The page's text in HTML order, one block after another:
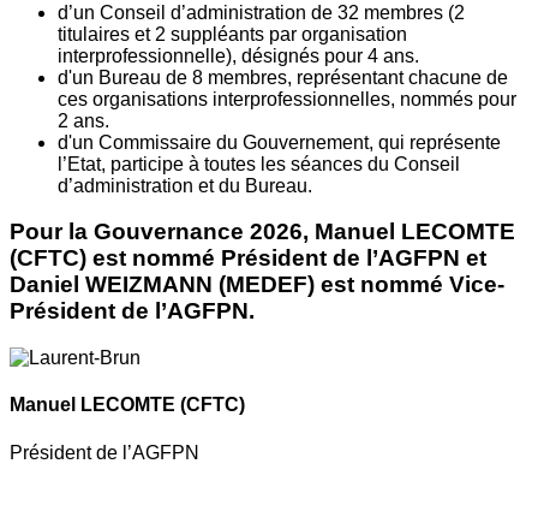
d’un Conseil d’administration de 32 membres (2
titulaires et 2 suppléants par organisation
interprofessionnelle), désignés pour 4 ans.
d'un Bureau de 8 membres, représentant chacune de
ces organisations interprofessionnelles, nommés pour
2 ans.
d'un Commissaire du Gouvernement, qui représente
l’Etat, participe à toutes les séances du Conseil
d’administration et du Bureau.
Pour la Gouvernance 2026, Manuel LECOMTE
(CFTC) est nommé Président de l’AGFPN et
Daniel WEIZMANN (MEDEF) est nommé Vice-
Président de l’AGFPN.
Manuel LECOMTE (CFTC)
Président de l’AGFPN